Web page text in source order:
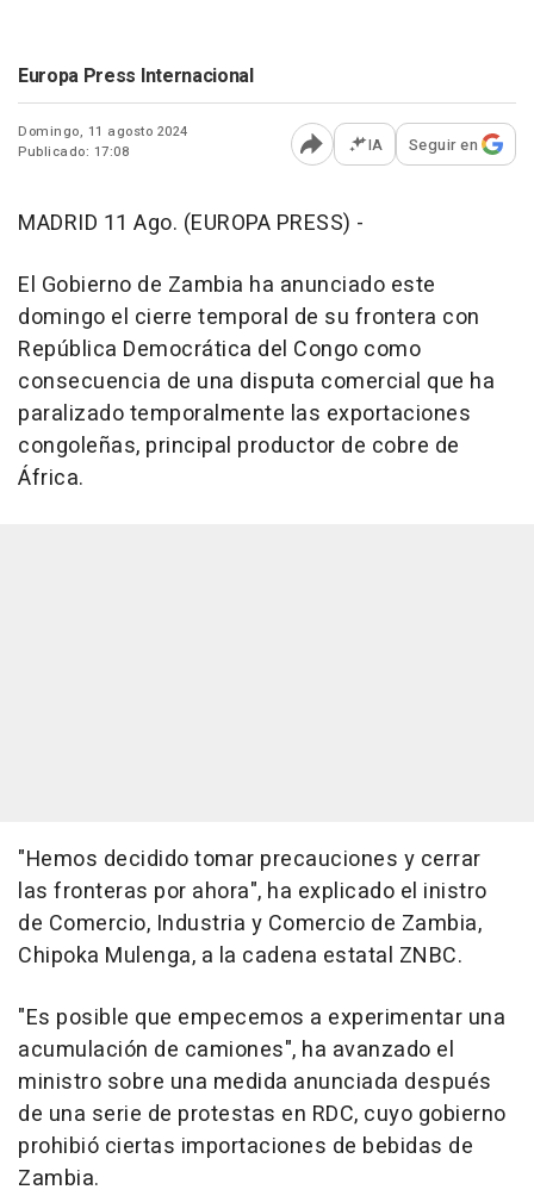
Europa Press Internacional
Domingo, 11 agosto 2024
Publicado: 17:08
Abrir opciones para
IA Seguir en
MADRID 11 Ago. (EUROPA PRESS) -
El Gobierno de Zambia ha anunciado este
domingo el cierre temporal de su frontera con
República Democrática del Congo como
consecuencia de una disputa comercial que ha
paralizado temporalmente las exportaciones
congoleñas, principal productor de cobre de
África.
"Hemos decidido tomar precauciones y cerrar
las fronteras por ahora", ha explicado el inistro
de Comercio, Industria y Comercio de Zambia,
Chipoka Mulenga, a la cadena estatal ZNBC.
"Es posible que empecemos a experimentar una
acumulación de camiones", ha avanzado el
ministro sobre una medida anunciada después
de una serie de protestas en RDC, cuyo gobierno
prohibió ciertas importaciones de bebidas de
Zambia.